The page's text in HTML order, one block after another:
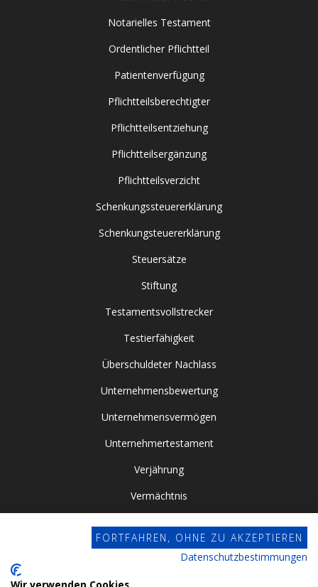
Notarielles Testament
Ordentlicher Pflichtteil
Patientenverfügung
Pflichtteilsberechtigter
Pflichtteilsentziehung
Pflichtteilsergänzung
Pflichtteilsverzicht
Schenkungssteuererklärung
Schenkungsteuererklärung
Steuersätze
Stiftung
Testamentsvollstrecker
Testierfähigkeit
Überschuldeter Nachlass
Unternehmensbewertung
Unternehmensvermögen
Unternehmertestament
Verjährung
Vermächtnis
Vorsorgevollmacht
FORTFAHREN, OHNE ZU AKZEPTIEREN
Datenschutzbestimmungen